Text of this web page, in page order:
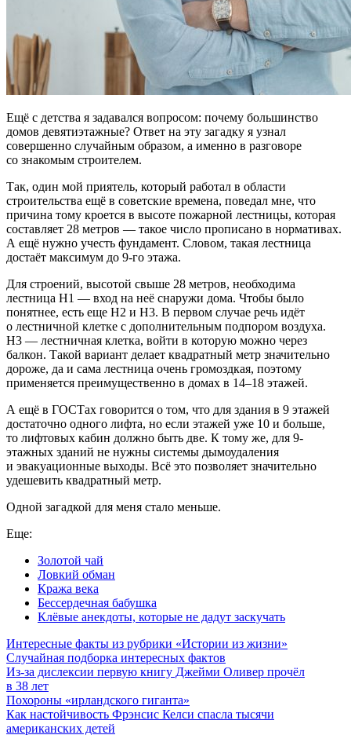
Ещё с детства я задавался вопросом: почему большинство
домов девятиэтажные? Ответ на эту загадку я узнал
совершенно случайным образом, а именно в разговоре
со знакомым строителем.
Так, один мой приятель, который работал в области
строительства ещё в советские времена, поведал мне, что
причина тому кроется в высоте пожарной лестницы, которая
составляет 28 метров — такое число прописано в нормативах.
А ещё нужно учесть фундамент. Словом, такая лестница
достаёт максимум до 9-го этажа.
Для строений, высотой свыше 28 метров, необходима
лестница Н1 — вход на неё снаружи дома. Чтобы было
понятнее, есть еще Н2 и Н3. В первом случае речь идёт
о лестничной клетке с дополнительным подпором воздуха.
Н3 — лестничная клетка, войти в которую можно через
балкон. Такой вариант делает квадратный метр значительно
дороже, да и сама лестница очень громоздкая, поэтому
применяется преимущественно в домах в 14–18 этажей.
А ещё в ГОСТах говорится о том, что для здания в 9 этажей
достаточно одного лифта, но если этажей уже 10 и больше,
то лифтовых кабин должно быть две. К тому же, для 9-
этажных зданий не нужны системы дымоудаления
и эвакуационные выходы. Всё это позволяет значительно
удешевить квадратный метр.
Одной загадкой для меня стало меньше.
Еще:
Золотой чай
Ловкий обман
Кража века
Бессердечная бабушка
Клёвые анекдоты, которые не дадут заскучать
Интересные факты из рубрики «Истории из жизни»
Случайная подборка интересных фактов
Из-за дислексии первую книгу Джейми Оливер прочёл
в 38 лет
Похороны «ирландского гиганта»
Как настойчивость Фрэнсис Келси спасла тысячи
американских детей